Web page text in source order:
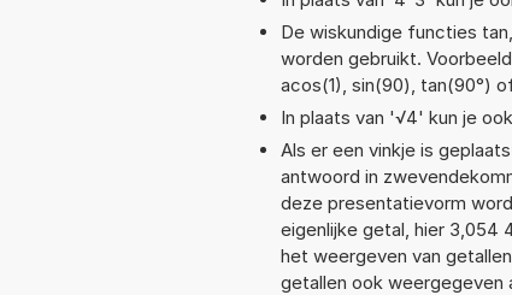
De wiskundige functies
worden gebruikt.
acos(1), sin(90), tan(90°)
In plaats van '√4' kun je
Als er een vinkje is
antwoord in
deze presentatievorm
eigenlijke getal, hier 3,054
het weergeven van
getallen ook weergegeven